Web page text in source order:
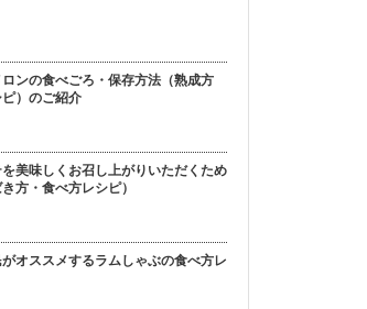
ンの食べごろ・保存方法（熟成方
）のご紹介
美味しくお召し上がりいただくため
方・食べ方レシピ）
オススメするラムしゃぶの食べ方レ